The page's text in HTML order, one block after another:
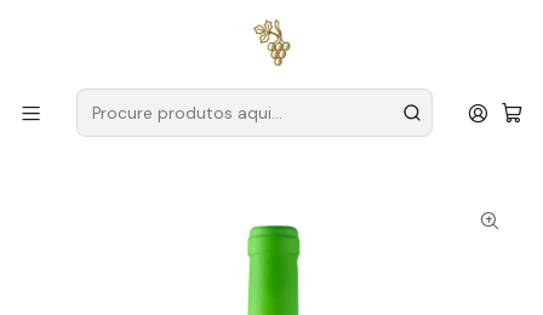
para encomendas a partir de
Produtores Vinho Verde
Quinta das Pereirinhas
Quinta das Pereirinhas Alvarinho Trajadura 2023 Vinho
Verde Branco 75cl